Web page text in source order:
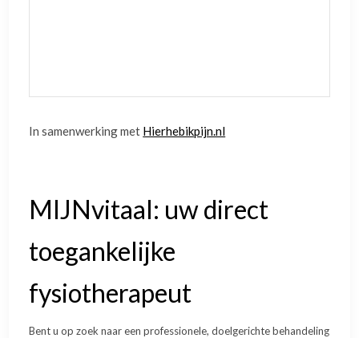
In samenwerking met Hierhebikpijn.nl
MIJNvitaal: uw direct
toegankelijke
fysiotherapeut
Bent u op zoek naar een professionele, doelgerichte behandeling